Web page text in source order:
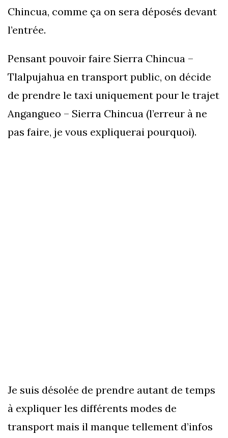
Chincua, comme ça on sera déposés devant
l’entrée.
Pensant pouvoir faire Sierra Chincua –
Tlalpujahua en transport public, on décide
de prendre le taxi uniquement pour le trajet
Angangueo – Sierra Chincua (l’erreur à ne
pas faire, je vous expliquerai pourquoi).
Je suis désolée de prendre autant de temps
à expliquer les différents modes de
transport mais il manque tellement d’infos